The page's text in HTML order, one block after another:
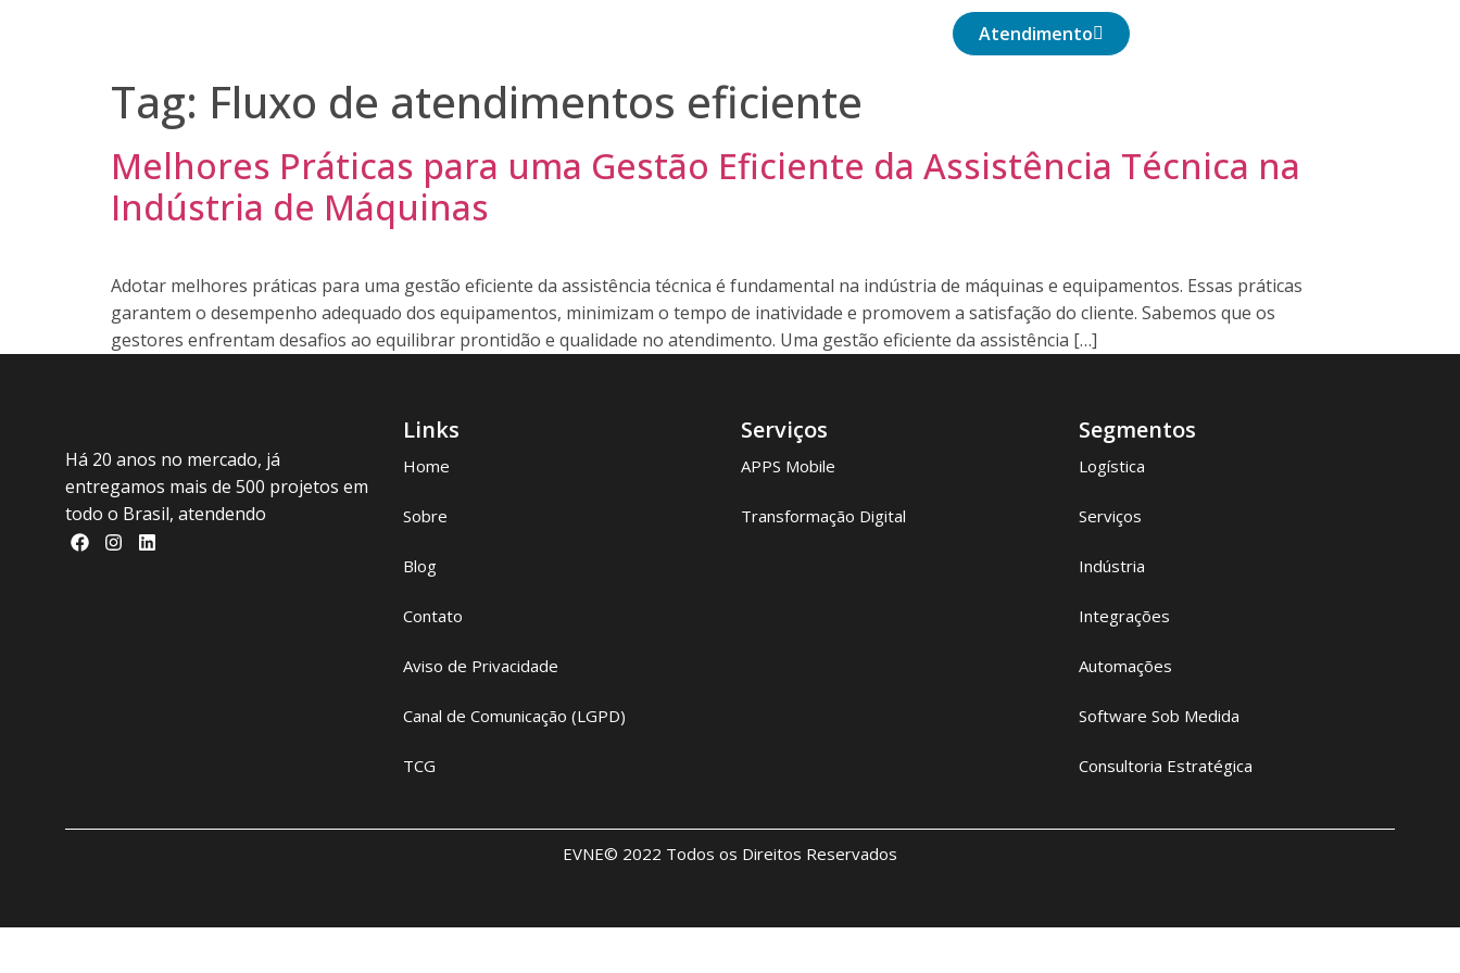
Atendimento
Tag: Fluxo de atendimentos eficiente
Melhores Práticas para uma Gestão Eficiente da Assistência Técnica na
Indústria de Máquinas
Adotar melhores práticas para uma gestão eficiente da assistência técnica é fundamental na indústria de máquinas e equipamentos. Essas práticas
garantem o desempenho adequado dos equipamentos, minimizam o tempo de inatividade e promovem a satisfação do cliente. Sabemos que os
gestores enfrentam desafios ao equilibrar prontidão e qualidade no atendimento. Uma gestão eficiente da assistência […]
Há 20 anos no mercado, já
entregamos mais de 500 projetos em
todo o Brasil, atendendo
Links
Home
Sobre
Blog
Contato
Aviso de Privacidade
Canal de Comunicação (LGPD)
TCG
Serviços
APPS Mobile
Transformação Digital
Segmentos
Logística
Serviços
Indústria
Integrações
Automações
Software Sob Medida
Consultoria Estratégica
EVNE© 2022 Todos os Direitos Reservados